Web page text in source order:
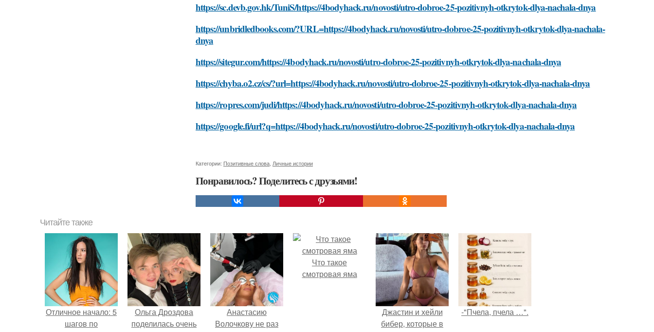
https://sc.devb.gov.hk/TuniS/https://4bodyhack.ru/novosti/utro-dobroe-25-pozitivnyh-otkrytok-dlya-nachala-dnya
https://unbridledbooks.com/?URL=https://4bodyhack.ru/novosti/utro-dobroe-25-pozitivnyh-otkrytok-dlya-nachala-
dnya
https://sitegur.com/https://4bodyhack.ru/novosti/utro-dobroe-25-pozitivnyh-otkrytok-dlya-nachala-dnya
https://chyba.o2.cz/cs/?url=https://4bodyhack.ru/novosti/utro-dobroe-25-pozitivnyh-otkrytok-dlya-nachala-dnya
https://ropres.com/judi/https://4bodyhack.ru/novosti/utro-dobroe-25-pozitivnyh-otkrytok-dlya-nachala-dnya
https://google.fi/url?q=https://4bodyhack.ru/novosti/utro-dobroe-25-pozitivnyh-otkrytok-dlya-nachala-dnya
Категории: Позитивные слова Личные истории
Понравилось? Поделитесь с друзьями!
Читайте также
Отличное начало: 5
шагов по
Ольга Дроздова
поделилась очень
Анастасию
Волочкову не раз
Что такое
смотровая яма
Джастин и хейли
бибер, которые в
-"Пчела, пчела …".